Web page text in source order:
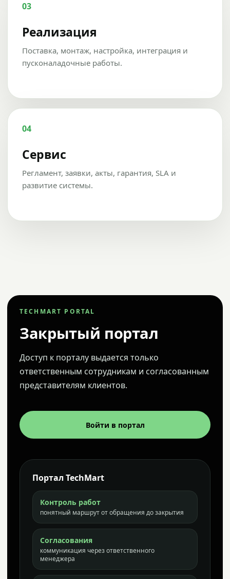
03
Реализация
Поставка, монтаж, настройка, интеграция и
пусконаладочные работы.
04
Сервис
Регламент, заявки, акты, гарантия, SLA и
развитие системы.
TECHMART PORTAL
Закрытый портал
Доступ к порталу выдается только
ответственным сотрудникам и согласованным
представителям клиентов.
Войти в портал
Портал TechMart
Контроль работ
понятный маршрут от обращения до закрытия
Согласования
коммуникация через ответственного
менеджера